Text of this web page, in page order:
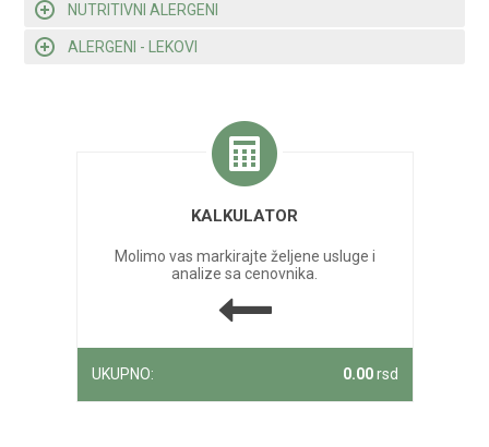
NUTRITIVNI ALERGENI
ALERGENI - LEKOVI
KALKULATOR
Molimo vas markirajte željene usluge i
analize sa cenovnika.
UKUPNO: 0.00rsd